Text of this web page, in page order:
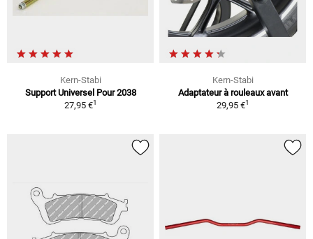
Kern-Stabi
Support Universel Pour 2038
27,95 €1
Kern-Stabi
Adaptateur à rouleaux avant
29,95 €1